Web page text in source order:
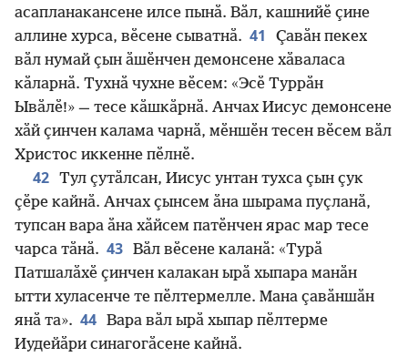
асапланакансене илсе пынӑ. Вӑл, кашнийӗ ҫине
аллине хурса, вӗсене сыватнӑ. 41
Ҫавӑн пекех
вӑл нумай ҫын ӑшӗнчен демонсене хӑваласа
кӑларнӑ. Тухнӑ чухне вӗсем: «Эсӗ Туррӑн
Ывӑлӗ!» — тесе кӑшкӑрнӑ. Анчах Иисус демонсене
хӑй ҫинчен калама чарнӑ, мӗншӗн тесен вӗсем вӑл
Христос иккенне пӗлнӗ.
42 Тул ҫутӑлсан, Иисус унтан тухса ҫын ҫук
ҫӗре кайнӑ. Анчах ҫынсем ӑна шырама пуҫланӑ,
тупсан вара ӑна хӑйсем патӗнчен ярас мар тесе
чарса тӑнӑ. 43 Вӑл вӗсене каланӑ: «Турӑ
Патшалӑхӗ ҫинчен калакан ырӑ хыпара манӑн
ытти хуласенче те пӗлтермелле. Мана ҫавӑншӑн
янӑ та». 44 Вара вӑл ырӑ хыпар пӗлтерме
Иудейӑри синагогӑсене кайнӑ.